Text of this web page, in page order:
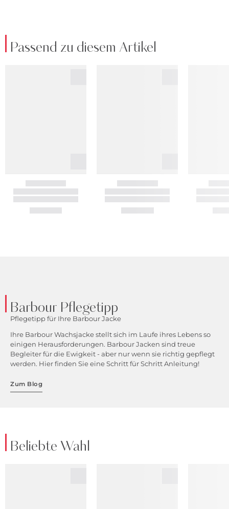
Passend zu diesem Artikel
Barbour Pflegetipp
Pflegetipp für Ihre Barbour Jacke
Ihre Barbour Wachsjacke stellt sich im Laufe ihres Lebens so
einigen Herausforderungen. Barbour Jacken sind treue
Begleiter für die Ewigkeit - aber nur wenn sie richtig gepflegt
werden. Hier finden Sie eine Schritt für Schritt Anleitung!
Zum Blog
Beliebte Wahl